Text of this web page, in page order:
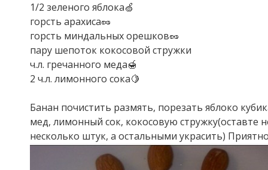
1/2 зеленого яблока🍏
горсть арахиса🥜
горсть миндальных орешков🥜
пару шепоток кокосовой стружки
ч.л. гречанного меда🍯
2 ч.л. лимонного сока🍋
Банан почистить размять, порезать яблоко
мед, лимонный сок, кокосовую стружку(оставте
несколько штук, а остальными украсить)